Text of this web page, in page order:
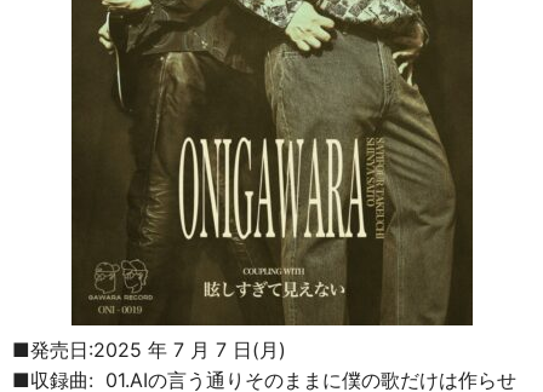
■発売日:2025 年 7 月 7 日(月)
■収録曲: 01.AIの言う通りそのままに僕の歌だけは作らせ